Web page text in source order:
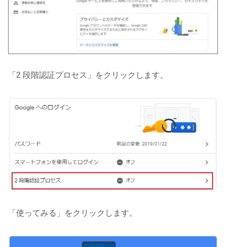
「2 段階認証プロセス」をクリックします。
「使ってみる」をクリックします。